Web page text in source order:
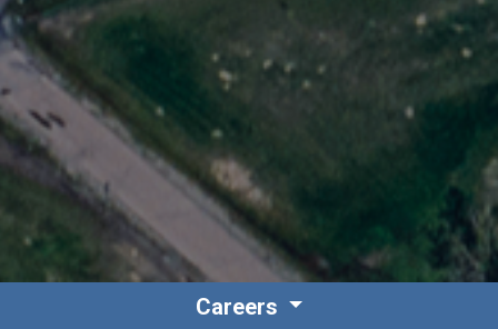
Careers